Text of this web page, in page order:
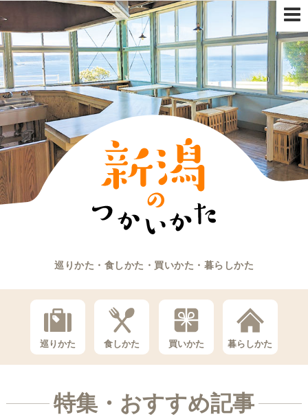
巡りかた・食しかた・買いかた・暮らしかた
巡りかた 食しかた 買いかた 暮らしかた
特集・おすすめ記事